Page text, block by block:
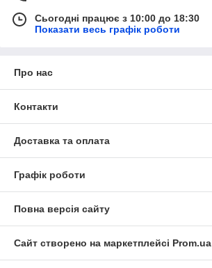
Сьогодні працює з 10:00 до 18:30
Показати весь графік роботи
Про нас
Контакти
Доставка та оплата
Графік роботи
Повна версія сайту
Сайт створено на маркетплейсі Prom.ua